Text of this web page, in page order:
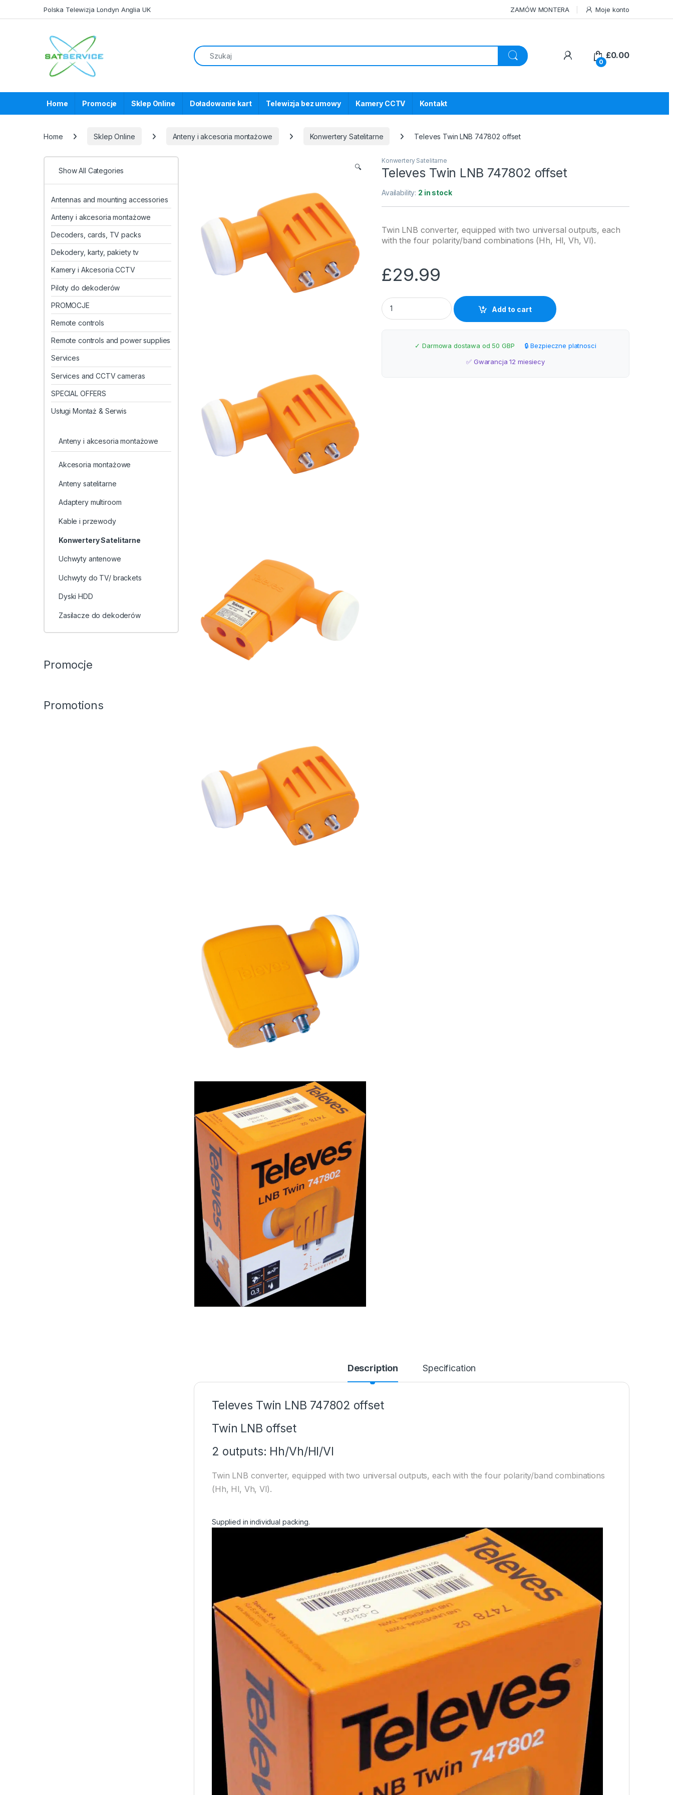
Polska Telewizja Londyn Anglia UK ZAMÓW MONTERA Moje konto
0
£0.00
Home Promocje Sklep Online Doładowanie kart Telewizja bez umowy Kamery CCTV Kontakt
Home Sklep Online Anteny i akcesoria montażowe Konwertery Satelitarne Televes Twin LNB 747802 offset
🔍
Konwertery Satelitarne
Televes Twin LNB 747802 offset
Availability: 2 in stock
Twin LNB converter, equipped with two universal outputs, each
with the four polarity/band combinations (Hh, Hl, Vh, Vl).
£29.99
Televes Twin LNB 747802 offset quantity
Add to cart
✓ Darmowa dostawa od 50 GBP
🔒 Bezpieczne platnosci
✅ Gwarancja 12 miesiecy
Description Specification
Televes Twin LNB 747802 offset
Twin LNB offset
2 outputs: Hh/Vh/Hl/Vl
Twin LNB converter, equipped with two universal outputs, each with the four polarity/band combinations
(Hh, Hl, Vh, Vl).
Supplied in individual packing.
Show All Categories
Antennas and mounting accessories
Anteny i akcesoria montażowe
Decoders, cards, TV packs
Dekodery, karty, pakiety tv
Kamery i Akcesoria CCTV
Piloty do dekoderów
PROMOCJE
Remote controls
Remote controls and power supplies
Services
Services and CCTV cameras
SPECIAL OFFERS
Usługi Montaż & Serwis
Anteny i akcesoria montażowe
Akcesoria montażowe
Anteny satelitarne
Adaptery multiroom
Kable i przewody
Konwertery Satelitarne
Uchwyty antenowe
Uchwyty do TV/ brackets
Dyski HDD
Zasilacze do dekoderów
Promocje
Promotions